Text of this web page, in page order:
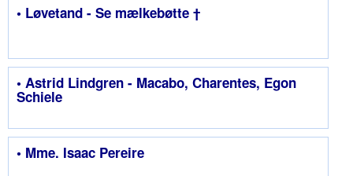
• Løvetand - Se mælkebøtte †
• Astrid Lindgren - Macabo, Charentes, Egon
Schiele
• Mme. Isaac Pereire